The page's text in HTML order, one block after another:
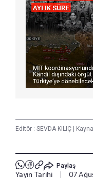
Editör : SEVDA KILIÇ
Paylaş
Yayın Tarihi 07